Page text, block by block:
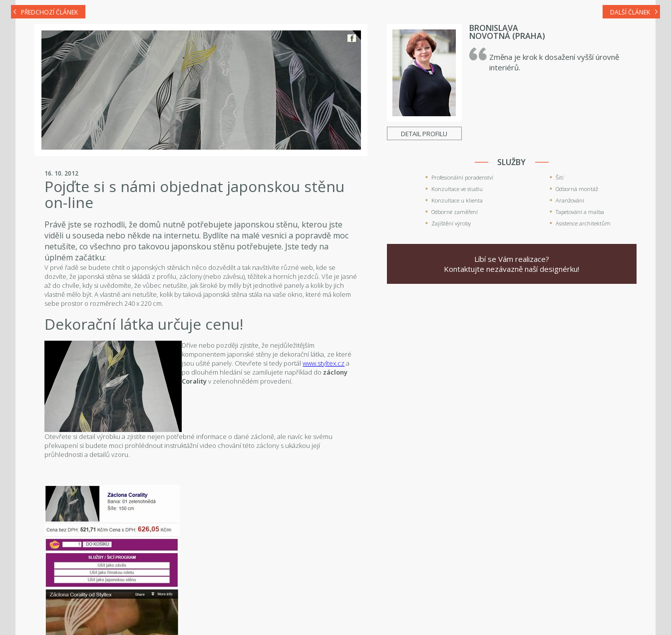
PŘEDCHOZÍ ČLÁNEK DALŠÍ ČLÁNEK
16. 10. 2012
Pojďte si s námi objednat japonskou stěnu
on-line
Právě jste se rozhodli, že domů nutně potřebujete japonskou stěnu, kterou jste
viděli u souseda nebo někde na internetu. Bydlíte na malé vesnici a popravdě moc
netušíte, co všechno pro takovou japonskou stěnu potřebujete. Jste tedy na
úplném začátku:
V prvé řadě se budete chtít o japonských stěnách něco dozvědět a tak navštívíte různé web, kde se
dozvíte, že japonská stěna se skládá z profilu, záclony (nebo závěsu), těžítek a horních jezdců. Vše je jasné
až do chvíle, kdy si uvědomíte, že vůbec netušíte, jak široké by měly být jednotlivé panely a kolik by jich
vlastně mělo být. A vlastně ani netušíte, kolik by taková japonská stěna stála na vaše okno, které má kolem
sebe prostor o rozměrech 240 x 220 cm.
Dekorační látka určuje cenu!
Dříve nebo později zjistíte, že nejdůležitějším
komponentem japonské stěny je dekorační látka, ze které
jsou ušité panely. Otevřete si tedy portálwww.styltex.cz a
po dlouhém hledání se zamilujete například do záclony
Coralityv zelenohnědém provedení.
Otevřete si detail výrobku a zjistíte nejen potřebné informace o dané zácloně, ale navíc ke svému
překvapení si budete moci prohlédnout instruktážní video chování této záclony s ukázkou její
průhlednosti a detailů vzoru.
DETAIL PROFILU
BRONISLAVA
NOVOTNÁ (PRAHA)
Změna je krok k dosažení vyšší úrovně
interiérů.
SLUŽBY
Profesionální poradenství
Konzultace ve studiu
Konzultace u klienta
Odborné zaměření
Zajištění výroby
Šití
Odborná montáž
Aranžování
Tapetování a malba
Asistence architektům
Líbí se Vám realizace?
Kontaktujte nezávazně naší designérku!